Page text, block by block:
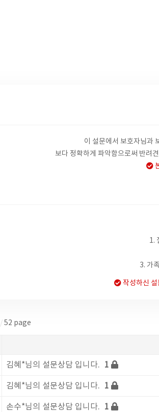
이 설문에서 보호자님과
보다 정확하게 파악함으로써 반려
1.
3. 가
작성하신
/52 page
김혜*님의 설문상담 입니다. 1
김혜*님의 설문상담 입니다. 1
손수*님의 설문상담 입니다. 1